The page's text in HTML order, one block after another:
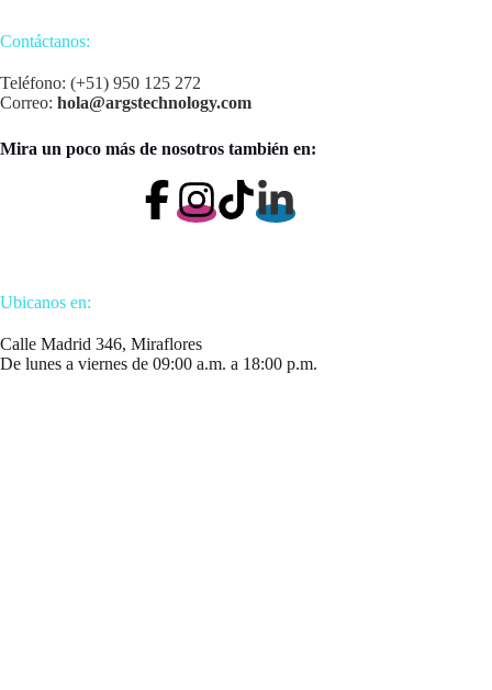
Contáctanos:
Teléfono: (+51) 950 125 272
Correo: hola@argstechnology.com
Mira un poco más de nosotros también en:
Ubicanos en:
Calle Madrid 346, Miraflores
De lunes a viernes de 09:00 a.m. a 18:00 p.m.